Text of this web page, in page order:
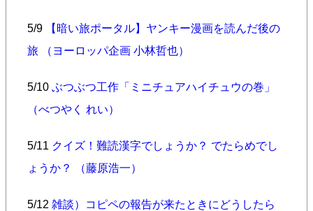
5/9 【暗い旅ポータル】ヤンキー漫画を読んだ後の
旅 （ヨーロッパ企画 小林哲也）
5/10 ぶつぶつ工作「ミニチュアハイチュウの巻」
（べつやく れい）
5/11 クイズ！難読漢字でしょうか？ でたらめでし
ょうか？ （藤原浩一）
5/12 雑談）コピペの報告が来たときにどうしたら